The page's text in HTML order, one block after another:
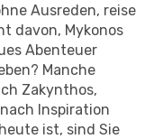
Ausreden, reise
davon, Mykonos
Abenteuer
Manche
Zakynthos,
Inspiration
ist, sind Sie